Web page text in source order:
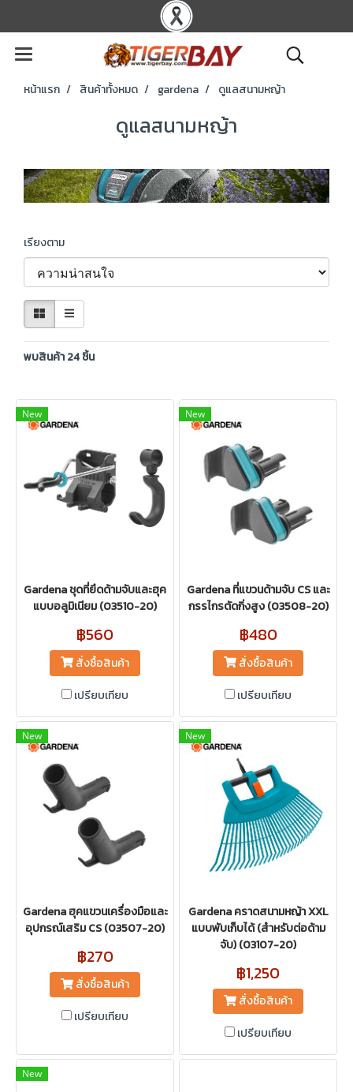
หน้าแรก สินค้าทั้งหมด gardena ดูแลสนามหญ้า
ดูแลสนามหญ้า
เรียงตาม
พบสินค้า 24 ชิ้น
New
Gardena ชุดที่ยึดด้ามจับและฮุค
แบบอลูมิเนียม (03510-20)
฿560
สั่งซื้อสินค้า
เปรียบเทียบ
New
Gardena ที่แขวนด้ามจับ CS และ
กรรไกรตัดกิ่งสูง (03508-20)
฿480
สั่งซื้อสินค้า
เปรียบเทียบ
New
Gardena ฮุคแขวนเครื่องมือและ
อุปกรณ์เสริม CS (03507-20)
฿270
สั่งซื้อสินค้า
เปรียบเทียบ
New
Gardena คราดสนามหญ้า XXL
แบบพับเก็บได้ (สำหรับต่อด้าม
จับ) (03107-20)
฿1,250
สั่งซื้อสินค้า
เปรียบเทียบ
New